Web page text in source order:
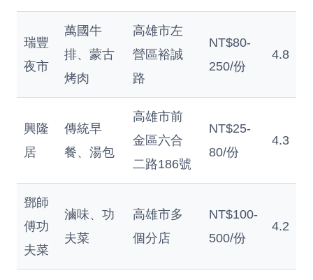
瑞豐
夜市
萬國牛
排、蒙古
烤肉
高雄市左
營區裕誠
路
NT$80-
250/份
4.8
興隆
居
傳統早
餐、湯包
高雄市前
金區六合
二路186號
NT$25-
80/份
4.3
鄧師
傅功
夫菜
滷味、功
夫菜
高雄市多
個分店
NT$100-
500/份
4.2